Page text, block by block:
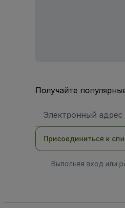
Получайте
электронной
Присоединиться к
Выполняя вход или